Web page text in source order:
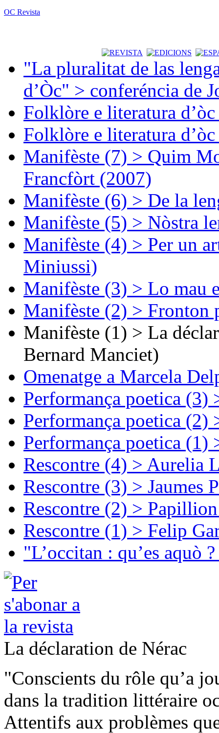
OC Revista
"La pluralitat de las
d’Òc" > conferéncia de
Folklòre e literatura
Folklòre e literatura
Manifèste (7) > Quim
Francfòrt (2007)
Manifèste (6) > De la
Manifèste (5) > Nòstra
Manifèste (4) > Per un
Miniussi)
Manifèste (3) > Lo mau
Manifèste (2) > Fronton
Manifèste (1) > La
Bernard Manciet)
Omenatge a Marcela
Performança poetica (3)
Performança poetica (2)
Performança poetica (1)
Rescontre (4) > Aurelia
Rescontre (3) > Jaumes
Rescontre (2) >
Rescontre (1) > Felip
"L’occitan : qu’es aquò
La déclaration de Nérac
"Conscients du rôle qu’a
dans la tradition littéraire
Attentifs aux problèmes